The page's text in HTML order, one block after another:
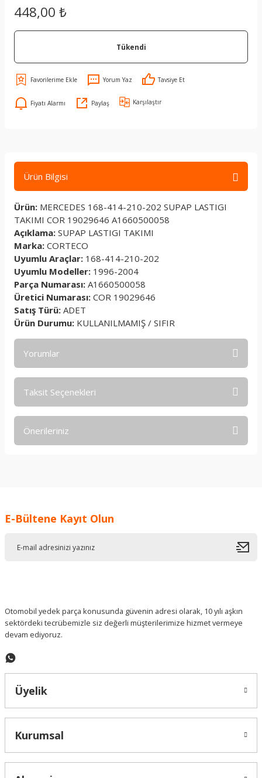
448,00 ₺
Tükendi
Yorum Yaz Tavsiye Et
Fiyatı Alarmı Paylaş Karşılaştır
Ürün Bilgisi
Ürün: MERCEDES 168-414-210-202 SUPAP LASTIGI
TAKIMI COR 19029646 A1660500058
Açıklama: SUPAP LASTIGI TAKIMI
Marka: CORTECO
Uyumlu Araçlar: 168-414-210-202
Uyumlu Modeller: 1996-2004
Parça Numarası: A1660500058
Üretici Numarası: COR 19029646
Satış Türü: ADET
Ürün Durumu: KULLANILMAMIŞ / SIFIR
Yorumlar
Taksit Seçenekleri
Önerileriniz
Ürün resmi kalitesiz, bozuk veya görüntülenemiyor.
E-Bültene Kayıt Olun
Otomobil yedek parça konusunda güvenin adresi olarak, 10 yılı aşkın
sektördeki tecrübemizle siz değerli müşterilerimize hizmet vermeye
devam ediyoruz.
Üyelik
Kurumsal